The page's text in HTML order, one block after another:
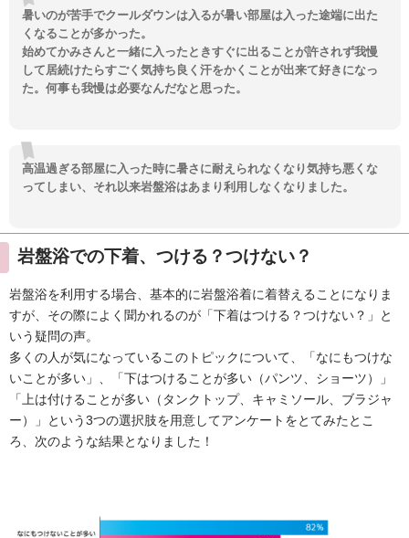
暑いのが苦手でクールダウンは入るが暑い部屋は入った途端に出た
くなることが多かった。
始めてかみさんと一緒に入ったときすぐに出ることが許されず我慢
して居続けたらすごく気持ち良く汗をかくことが出来て好きになっ
た。何事も我慢は必要なんだなと思った。
高温過ぎる部屋に入った時に暑さに耐えられなくなり気持ち悪くな
ってしまい、それ以来岩盤浴はあまり利用しなくなりました。
岩盤浴での下着、つける？つけない？
岩盤浴を利用する場合、基本的に岩盤浴着に着替えることになりま
すが、その際によく聞かれるのが「下着はつける？つけない？」と
いう疑問の声。
多くの人が気になっているこのトピックについて、「なにもつけな
いことが多い」、「下はつけることが多い（パンツ、ショーツ）」
「上は付けることが多い（タンクトップ、キャミソール、ブラジャ
ー）」という3つの選択肢を用意してアンケートをとてみたとこ
ろ、次のような結果となりました！